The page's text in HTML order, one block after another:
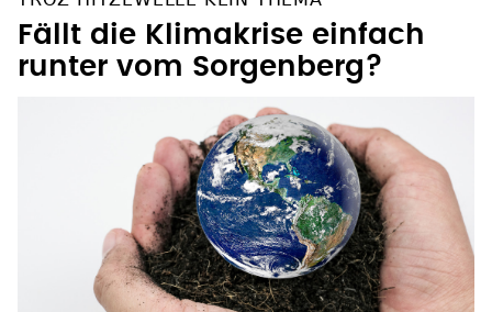
TROZ HITZEWELLE KEIN THEMA
Fällt die Klimakrise einfach
runter vom Sorgenberg?